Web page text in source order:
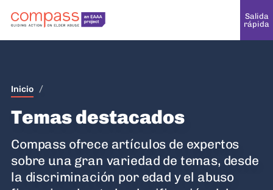
Salida
rápida
Inicio /
Temas destacados
Compass ofrece artículos de expertos
sobre una gran variedad de temas, desde
la discriminación por edad y el abuso